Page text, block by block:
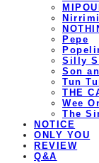
Pepe
Silly
Son
Tun
THE
Wee
The
NOTICE
ONLY YOU
REVIEW
Q&A